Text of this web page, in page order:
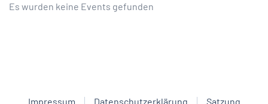
Es wurden keine Events gefunden
Impressum Datenschutzerklärung
Satzung